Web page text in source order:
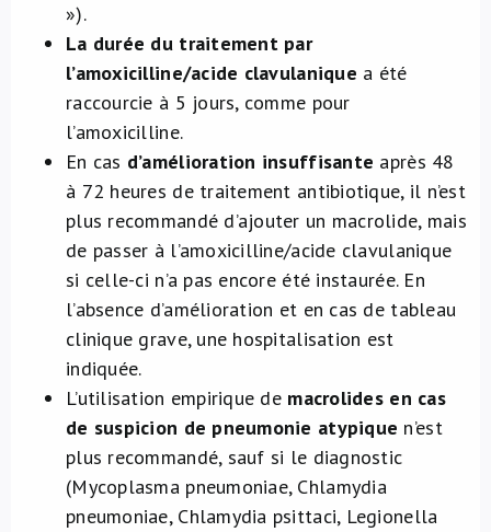
»).
La durée du traitement par
l’amoxicilline/acide clavulanique a été
raccourcie à 5 jours, comme pour
l’amoxicilline.
En cas d’amélioration insuffisante après 48
à 72 heures de traitement antibiotique, il n’est
plus recommandé d’ajouter un macrolide, mais
de passer à l’amoxicilline/acide clavulanique
si celle-ci n’a pas encore été instaurée. En
l’absence d’amélioration et en cas de tableau
clinique grave, une hospitalisation est
indiquée.
L’utilisation empirique de macrolides en cas
de suspicion de pneumonie atypique n’est
plus recommandé, sauf si le diagnostic
(Mycoplasma pneumoniae, Chlamydia
pneumoniae, Chlamydia psittaci, Legionella